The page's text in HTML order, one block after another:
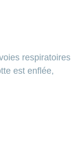
respiratoires
est enflée,